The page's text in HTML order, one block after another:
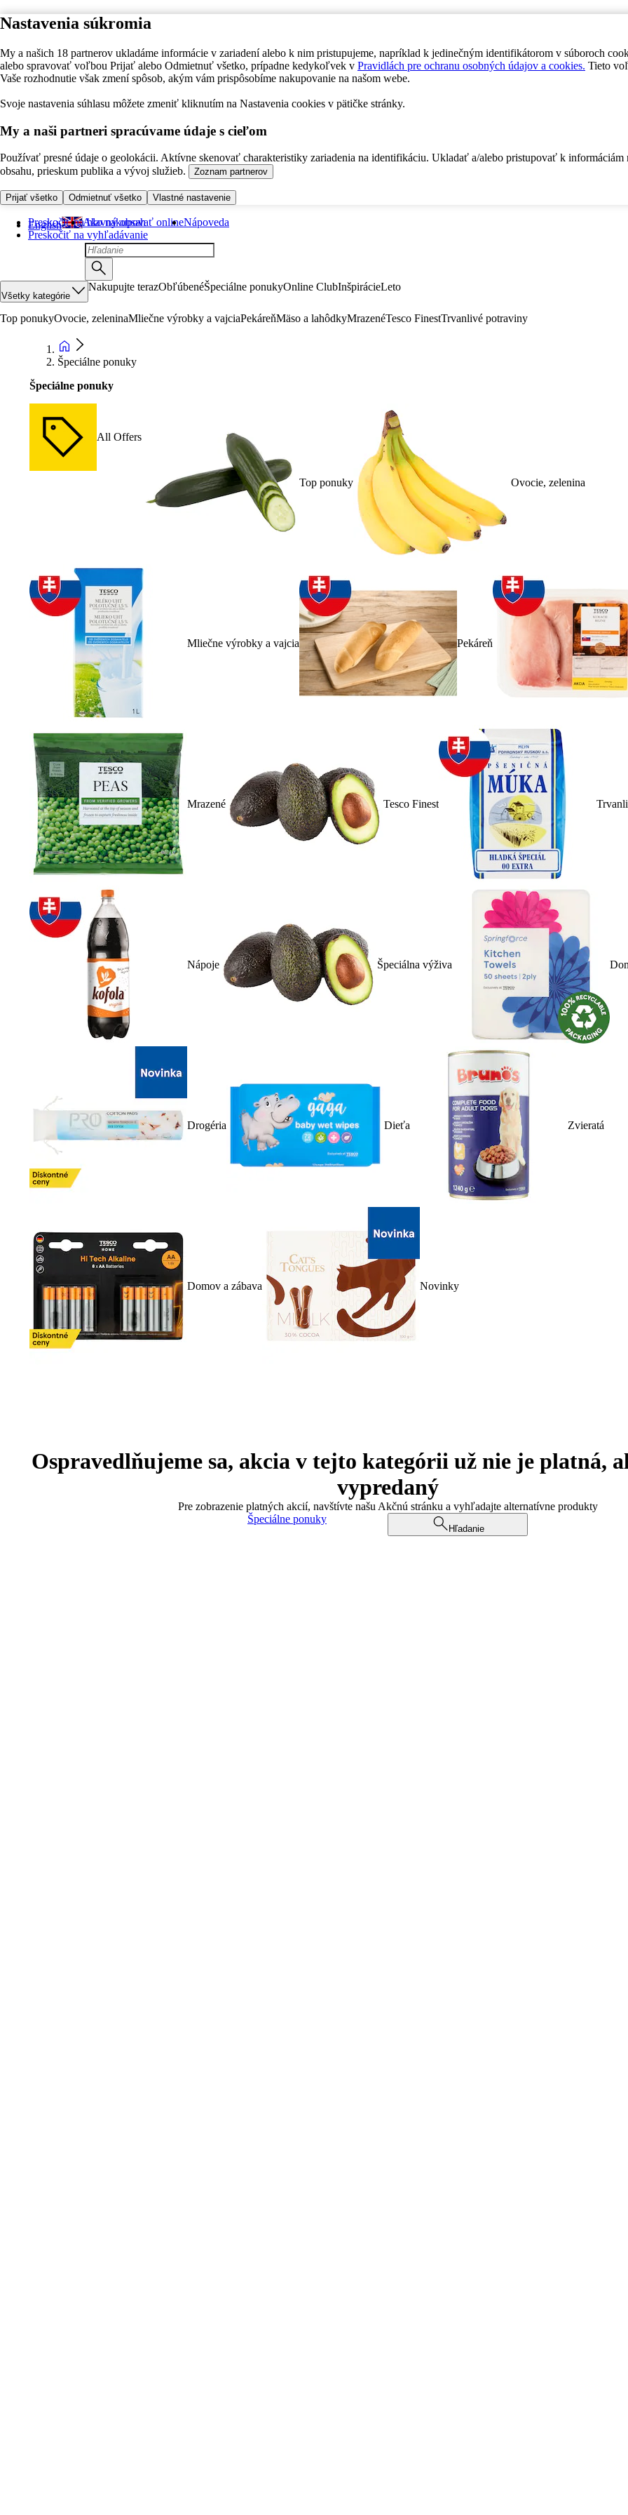
Nastavenia súkromia
My a našich 18 partnerov ukladáme informácie v zariadení alebo k nim pristupujeme, napríklad k jedinečným identifikátorom v súboroch
alebo spravovať voľbou Prijať alebo Odmietnuť všetko, prípadne kedykoľvek v Pravidlách pre ochranu osobných údajov a cookies. Tieto
Vaše rozhodnutie však zmení spôsob, akým vám prispôsobíme nakupovanie na našom webe.
Svoje nastavenia súhlasu môžete zmeniť kliknutím na Nastavenia cookies v pätičke stránky.
My a naši partneri spracúvame údaje s cieľom
Používať presné údaje o geolokácii. Aktívne skenovať charakteristiky zariadenia na identifikáciu. Ukladať a/alebo pristupovať k informáciám
obsahu, prieskum publika a vývoj služieb.
Zoznam partnerov
Prijať všetko Odmietnuť všetko Vlastné nastavenie
Preskočiť na hlavný obsah
Preskočiť na vyhľadávanie
English Ako nakupovať onlineNápoveda
Všetky kategórie
Nakupujte terazObľúbenéŠpeciálne ponukyOnline ClubInšpirácieLeto
Top ponukyOvocie, zeleninaMliečne výrobky a vajciaPekáreňMäso a lahôdkyMrazenéTesco FinestTrvanlivé potraviny
Špeciálne ponuky
Špeciálne ponuky
All Offers
Top ponuky Ovocie, zelenina
Mliečne výrobky a vajcia Pekáreň
Mrazené Tesco Finest
Nápoje Špeciálna výživa
Drogéria Dieťa Zvieratá
Domov a zábava Novinky
Ospravedlňujeme sa, akcia v tejto kategórii už nie je platná,
vypredaný
Pre zobrazenie platných akcií, navštívte našu Akčnú stránku a vyhľadajte alternatívne produkty
Špeciálne ponuky
Hľadanie